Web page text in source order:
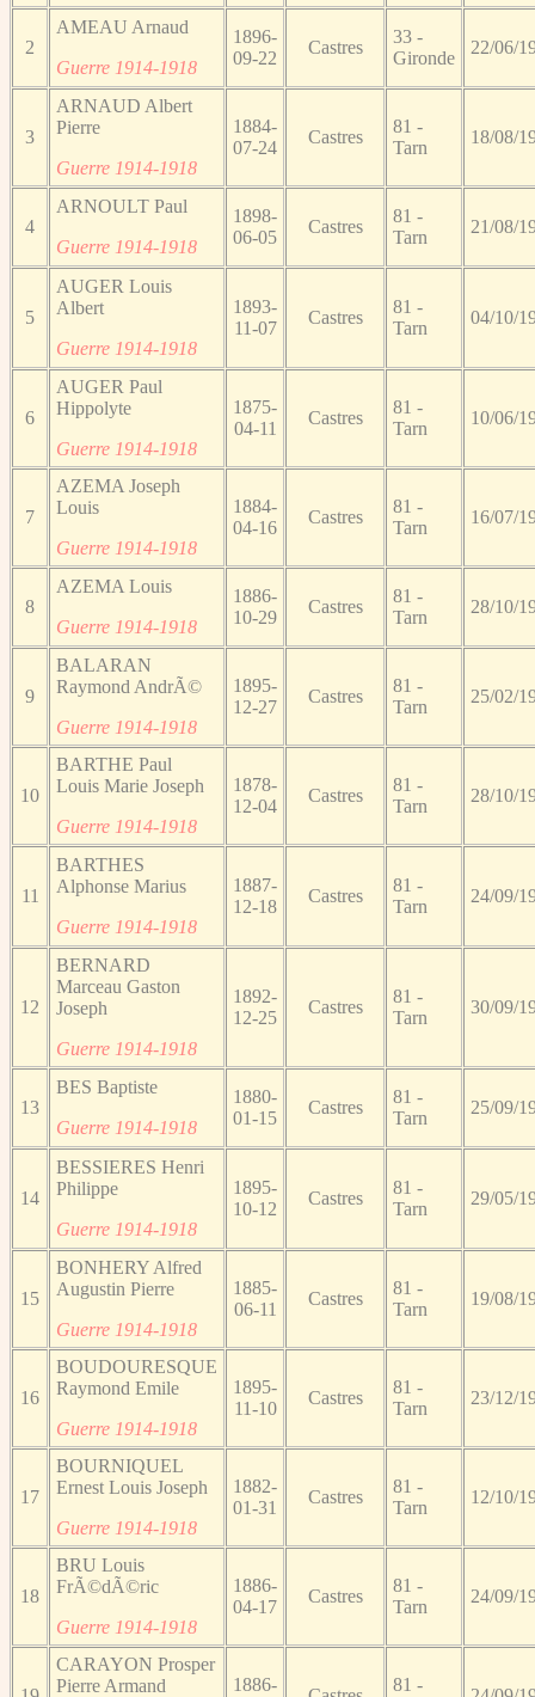
2
AMEAU Arnaud
Guerre 1914-1918
1896-
09-22
Castres
33 -
Gironde
22/06/
3
ARNAUD Albert
Pierre
Guerre 1914-1918
1884-
07-24
Castres
81 -
Tarn
18/08/
4
ARNOULT Paul
Guerre 1914-1918
1898-
06-05
Castres
81 -
Tarn
21/08/
5
AUGER Louis
Albert
Guerre 1914-1918
1893-
11-07
Castres
81 -
Tarn
04/10/
6
AUGER Paul
Hippolyte
Guerre 1914-1918
1875-
04-11
Castres
81 -
Tarn
10/06/
7
AZEMA Joseph
Louis
Guerre 1914-1918
1884-
04-16
Castres
81 -
Tarn
16/07/
8
AZEMA Louis
Guerre 1914-1918
1886-
10-29
Castres
81 -
Tarn
28/10/
9
BALARAN
Raymond AndrÃ©
Guerre 1914-1918
1895-
12-27
Castres
81 -
Tarn
25/02/
10
BARTHE Paul
Louis Marie Joseph
Guerre 1914-1918
1878-
12-04
Castres
81 -
Tarn
28/10/
11
BARTHES
Alphonse Marius
Guerre 1914-1918
1887-
12-18
Castres
81 -
Tarn
24/09/
12
BERNARD
Marceau Gaston
Joseph
Guerre 1914-1918
1892-
12-25
Castres
81 -
Tarn
30/09/
13
BES Baptiste
Guerre 1914-1918
1880-
01-15
Castres
81 -
Tarn
25/09/
14
BESSIERES Henri
Philippe
Guerre 1914-1918
1895-
10-12
Castres
81 -
Tarn
29/05/
15
BONHERY Alfred
Augustin Pierre
Guerre 1914-1918
1885-
06-11
Castres
81 -
Tarn
19/08/
16
BOUDOURESQUE
Raymond Emile
Guerre 1914-1918
1895-
11-10
Castres
81 -
Tarn
23/12/
17
BOURNIQUEL
Ernest Louis Joseph
Guerre 1914-1918
1882-
01-31
Castres
81 -
Tarn
12/10/
18
BRU Louis
FrÃ©dÃ©ric
Guerre 1914-1918
1886-
04-17
Castres
81 -
Tarn
24/09/
CARAYON Prosper
Pierre Armand
1886-
81 -